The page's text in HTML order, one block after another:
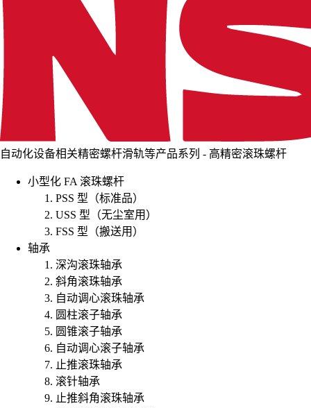
自动化设备相关精密螺杆滑轨等产品系列 - 高精密滚珠螺杆
小型化 FA 滚珠螺杆
PSS 型（标准品）
USS 型（无尘室用）
FSS 型（搬送用）
轴承
深沟滚珠轴承
斜角滚珠轴承
自动调心滚珠轴承
圆柱滚子轴承
圆锥滚子轴承
自动调心滚子轴承
止推滚珠轴承
滚针轴承
止推斜角滚珠轴承